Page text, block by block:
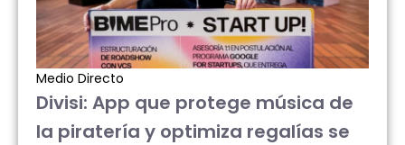
Medio Directo
Divisi: App que protege música de
la piratería y optimiza regalías se